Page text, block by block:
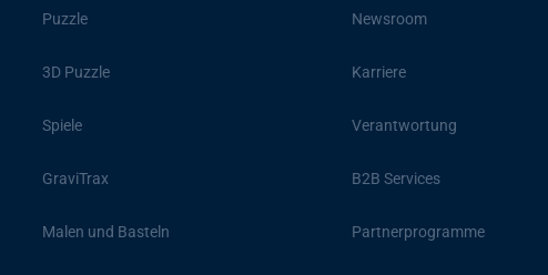
Puzzle
3D Puzzle
Spiele
GraviTrax
Malen und Basteln
Newsroom
Karriere
Verantwortung
B2B Services
Partnerprogramme